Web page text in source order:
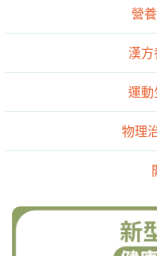
營
漢方
運動
物理